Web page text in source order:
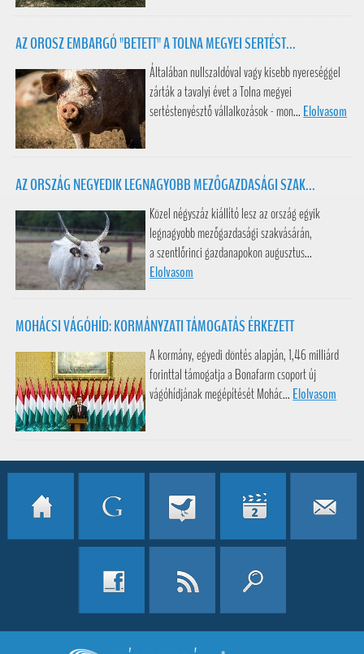
AZ OROSZ EMBARGÓ "BETETT" A TOLNA MEGYEI SERTÉST...
Általában nullszaldóval vagy kisebb nyereséggel
zárták a tavalyi évet a Tolna megyei
sertéstenyésztő vállalkozások - mon... Elolvasom
AZ ORSZÁG NEGYEDIK LEGNAGYOBB MEZŐGAZDASÁGI SZAK...
Közel négyszáz kiállító lesz az ország egyik
legnagyobb mezőgazdasági szakvásárán,
a szentlőrinci gazdanapokon augusztus...
Elolvasom
MOHÁCSI VÁGÓHÍD: KORMÁNYZATI TÁMOGATÁS ÉRKEZETT
A kormány, egyedi döntés alapján, 1,46 milliárd
forinttal támogatja a Bonafarm csoport új
vágóhídjának megépítését Mohác... Elolvasom